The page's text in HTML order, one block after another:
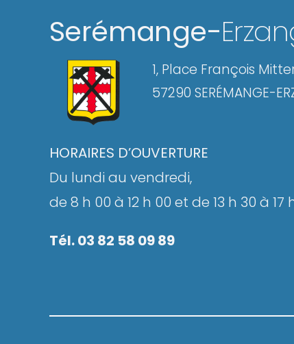
Serémange-
1, Place François
57290 SERÉMANGE-
HORAIRES D’OUVERTURE
Du lundi au vendredi,
de 8 h 00 à 12 h 00 et de 13 h 30 à 17
Tél. 03 82 58 09 89